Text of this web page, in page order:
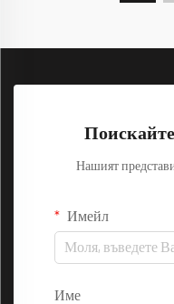
Нашият
Имейл
Име